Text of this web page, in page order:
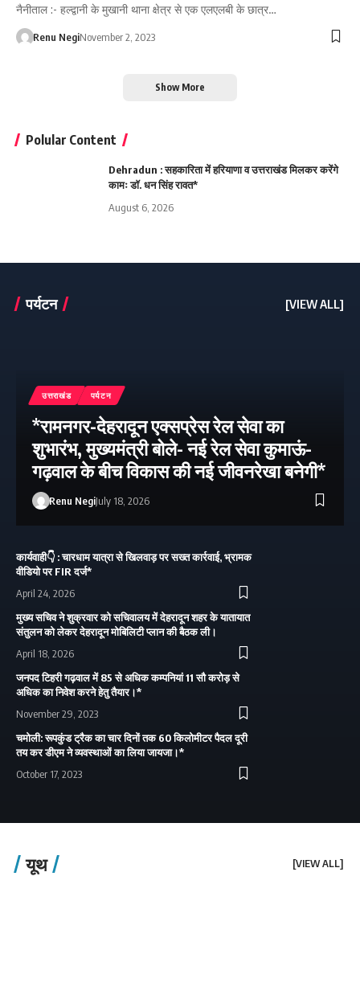
नैनीताल :- हल्द्वानी के मुखानी थाना क्षेत्र से एक एलएलबी के छात्र…
Renu NegiNovember 2, 2023
Show More
Polular Content
Dehradun : सहकारिता में हरियाणा व उत्तराखंड मिलकर करेंगे
कामः डाॅ. धन सिंह रावत*
August 6, 2026
पर्यटन [VIEW ALL]
उत्तराखंड पर्यटन
*रामनगर-देहरादून एक्सप्रेस रेल सेवा का
शुभारंभ, मुख्यमंत्री बोले- नई रेल सेवा कुमाऊं-
गढ़वाल के बीच विकास की नई जीवनरेखा बनेगी*
Renu NegiJuly 18, 2026
कार्यवाही👇 : चारधाम यात्रा से खिलवाड़ पर सख्त कार्रवाई, भ्रामक
वीडियो पर FIR दर्ज*
April 24, 2026
मुख्य सचिव ने शुक्रवार को सचिवालय में देहरादून शहर के यातायात
संतुलन को लेकर देहरादून मोबिलिटी प्लान की बैठक ली।
April 18, 2026
जनपद टिहरी गढ़वाल में 85 से अधिक कम्पनियां 11 सौ करोड़ से
अधिक का निवेश करने हेतु तैयार।*
November 29, 2023
चमोली: रूपकुंड ट्रैक का चार दिनों तक 60 किलोमीटर पैदल दूरी
तय कर डीएम ने व्यवस्थाओं का लिया जायजा।*
October 17, 2023
यूथ [VIEW ALL]